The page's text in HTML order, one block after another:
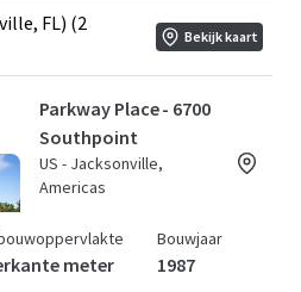
FL) (2
Bekijk kaart
Parkway Place - 6700
Southpoint
US - Jacksonville,
Americas
meter
Bouwjaar
1987